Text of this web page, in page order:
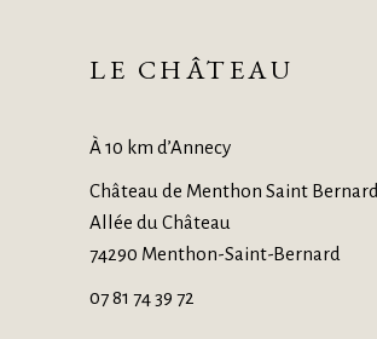
LE CHÂTEAU
À 10 km d’Annecy
Château de Menthon Saint Bernard
Allée du Château
74290 Menthon-Saint-Bernard
07 81 74 39 72